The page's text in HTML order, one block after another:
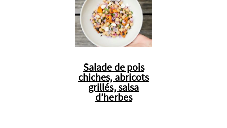
Salade de pois
chiches, abricots
grillés, salsa
d’herbes